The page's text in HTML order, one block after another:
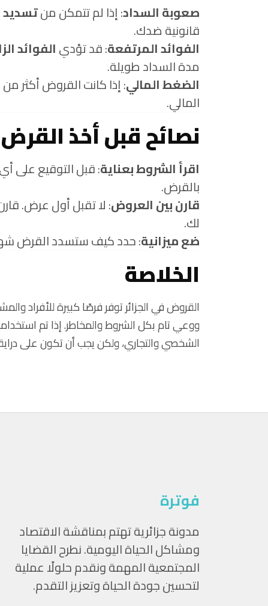
صعوبة السداد: إذا لم تتمكن من
قانونية ضدك.
الفوائد المرتفعة: قد تؤديالفوائد
مدة السداد طويلة.
الضغط المالي: إذا كانت القروض أكثر
المالي.
نصائح قبل أخذ القرض
اقرأ الشروط بعناية: قبل التوقيع على
بالقرض.
قارن بين العروض: لا تقبل أول عرض.
لك.
ضع ميزانية: حدد كيف ستسدد القرض
الخلاصة
القروض في الجزائر توفر فرصًا كبيرة للأفراد
ووعي تام بكل الشروط والمخاطر. إذا تم
الشخصي والتجاري، ولكن يجب أن تكون على
فوترة
مدونة جزائرية تهتم بمناقشة الاقتصاد
ومشاكل الحياة اليومية. نطرح القضايا
المجتمعية المهمة ونقدم حلولًا عملية
لتحسين جودة الحياة وتعزيز التقدم.